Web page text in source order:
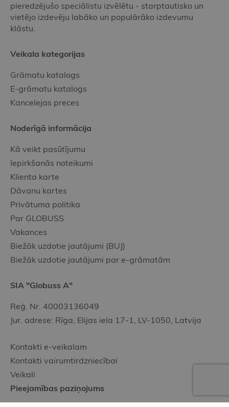
pieredzējušo speciālistu izvēlētu - starptautisko un
vietējo izdevēju labāko un populārāko izdevumu
klāstu.
Veikala kategorijas
Grāmatu katalogs
E-grāmatu katalogs
Kancelejas preces
Noderīgā informācija
Kā veikt pasūtījumu
Iepirkšanās noteikumi
Klienta karte
Dāvanu kartes
Privātuma politika
Par GLOBUSS
Vakances
Biežāk uzdotie jautājumi (BUJ)
Biežāk uzdotie jautājumi par e-grāmatām
SIA "Globuss A"
Reģ. Nr. 40003136049
Jur. adrese: Rīga, Elijas iela 17-1, LV-1050, Latvija
Kontakti e-veikalam
Kontakti vairumtirdzniecībai
Veikali
Pieejamības paziņojums